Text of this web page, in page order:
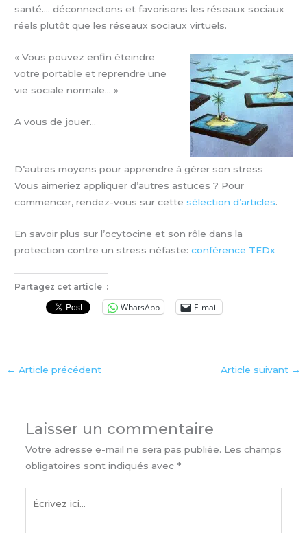
santé…. déconnectons et favorisons les réseaux sociaux
réels plutôt que les réseaux sociaux virtuels.
« Vous pouvez enfin éteindre
votre portable et reprendre une
vie sociale normale… »
A vous de jouer…
D’autres moyens pour apprendre à gérer son stress
Vous aimeriez appliquer d’autres astuces ? Pour
commencer, rendez-vous sur cettesélection d’articles.
En savoir plus sur l’ocytocine et son rôle dans la
protection contre un stress néfaste:conférence TEDx
Partagez cet article :
WhatsApp E-mail
← Article précédent Article suivant →
Laisser un commentaire
Votre adresse e-mail ne sera pas publiée. Les champs
obligatoires sont indiqués avec *